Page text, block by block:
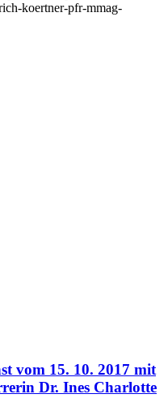
koertner-pfr-mmag-
vom 15. 10. 2017 mit
Dr. Ines Charlotte